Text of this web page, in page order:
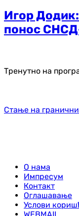
Игор
понос
Тренутно на
Стање на
О нама
Импресум
Контакт
Оглашавање
Услови